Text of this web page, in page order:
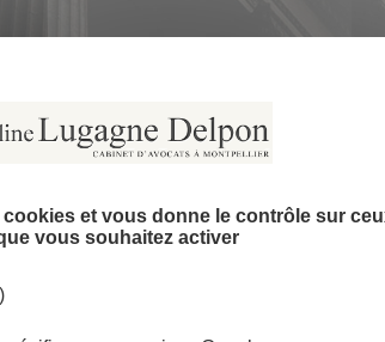
et vous donne le contrôle sur
vous souhaitez activer
d’un parent change ou si les besoins
enfant a des problèmes de santé ou
demander une révision de la